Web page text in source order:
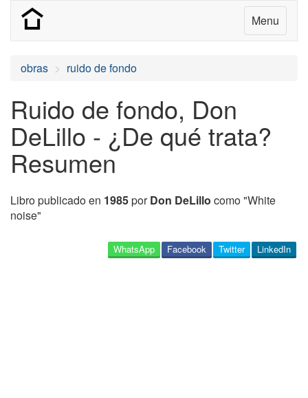
Menu
obras ruido de fondo
Ruido de fondo, Don
DeLillo - ¿De qué trata?
Resumen
Libro publicado en 1985porDon DeLillo como "White
noise"
LinkedIn
Twitter
Facebook
WhatsApp